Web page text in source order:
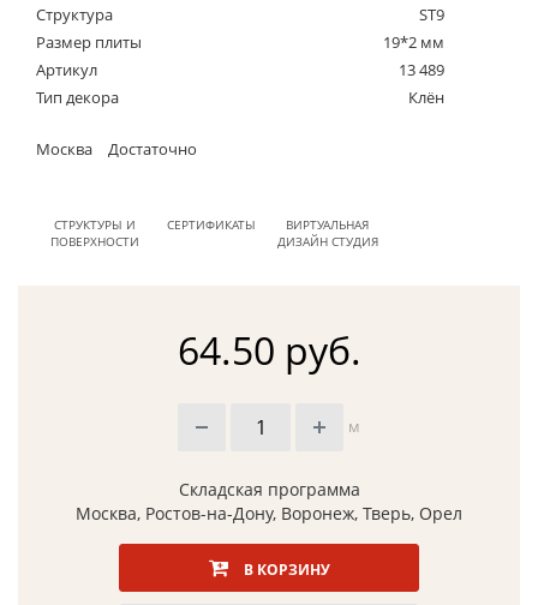
Структура
ST9
Размер плиты
19*2 мм
Артикул
13 489
Тип декора
Клён
Москва Достаточно
СТРУКТУРЫ И
ПОВЕРХНОСТИ
СЕРТИФИКАТЫ
ВИРТУАЛЬНАЯ
ДИЗАЙН СТУДИЯ
64.50 руб.
м
Складская программа
Москва, Ростов-на-Дону, Воронеж, Тверь, Орел
В КОРЗИНУ